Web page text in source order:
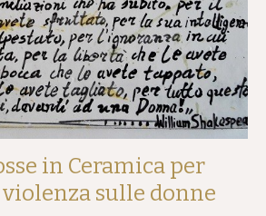
in Ceramica per
sulle donne